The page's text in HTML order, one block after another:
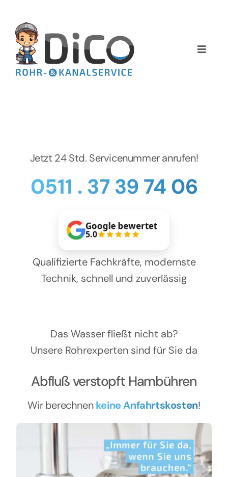
springen
Toggle
Home
Kontakt
Jetzt 24 Std. Servicenummer anrufen!
0511 . 37 39 74 06
Google bewertet
5.0
Qualifizierte Fachkräfte, modernste
Technik, schnell und zuverlässig
Das Wasser fließt nicht ab?
Unsere Rohrexperten sind für Sie da
Abfluß verstopft Hambühren
Wir berechnenkeine Anfahrtskosten!